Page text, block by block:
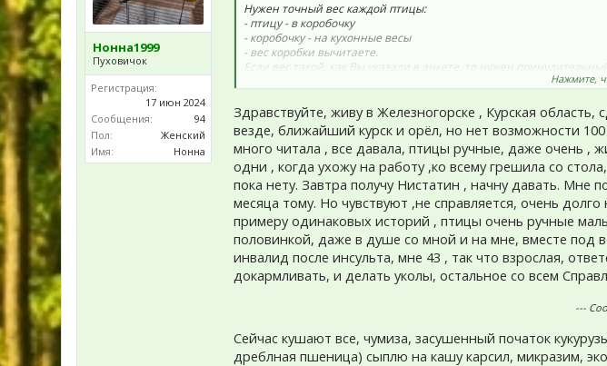
Нонна1999
Пуховичок
Регистрация:
17 июн 2024
Сообщения:
94
Пол:
Женский
Имя:
Нонна
Нужен точный вес каждой птицы:
- птицу - в коробочку
- коробочку - на кухонные весы
- вес коробки вычитаете.
Если вес такой, как Вы указали в анкете, то нужен
Песок и раковины уберите, пожалуйста. Они не растворяются в
условия для роста патогенов.
И по поводу воды: менять нужно 2 раза в день (утром и вечером).
заболели.
Нажмите,
Здравствуйте, живу в Железногорске , Курская область,
везде, ближайший курск и орёл, но нет возможности
много читала , все давала, птицы ручные, даже очень ,
одни , когда ухожу на работу ,ко всему грешила со
пока нету. Завтра получу Нистатин , начну давать.
месяца тому. Но чувствуют ,не справляется, очень
примеру одинаковых историй , птицы очень ручные
половинкой, даже в душе со мной и на мне, вместе под
инвалид после инсульта, мне 43 , так что взрослая,
докармливать, и делать уколы, остальное со всем
---
Сейчас кушают все, чумиза, засушенный початок
дреблная пшеница) сыплю на кашу карсил, микразим,